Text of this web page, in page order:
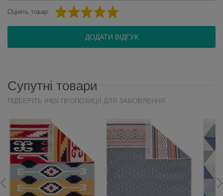
Оцініть товар:
ДОДАТИ ВІДГУК
Супутні товари
ПІДБЕРІТЬ ІНШІ ПРОПОЗИЦІЇ ДЛЯ ЗАМОВЛЕННЯ